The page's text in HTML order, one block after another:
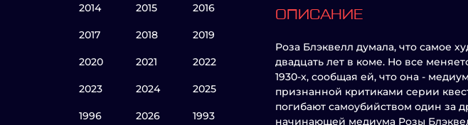
2014 2015 2016
2017 2018 2019
2020 2021 2022
2023 2024 2025
1996 2026 1993
ОПИСАНИЕ
Роза Блэквелл думала, что самое
двадцать лет в коме. Но все
1930-х, сообщая ей, что она -
признанной критиками серии
погибают самоубийством один за
начинающей медиума Розы